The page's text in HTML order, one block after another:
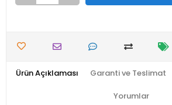
Ürün Açıklaması Garanti ve Teslimat
Yorumlar